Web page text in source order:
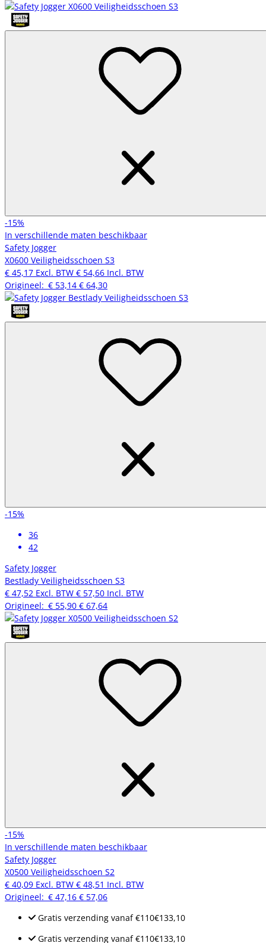
-15%
In verschillende maten beschikbaar
Safety Jogger
X0600 Veiligheidsschoen S3
€ 45,17 Excl. BTW € 54,66 Incl. BTW
Origineel: € 53,14 € 64,30
-15%
36
42
Safety Jogger
Bestlady Veiligheidsschoen S3
€ 47,52 Excl. BTW € 57,50 Incl. BTW
Origineel: € 55,90 € 67,64
-15%
In verschillende maten beschikbaar
Safety Jogger
X0500 Veiligheidsschoen S2
€ 40,09 Excl. BTW € 48,51 Incl. BTW
Origineel: € 47,16 € 57,06
Gratis verzending vanaf€110€133,10
Gratis verzending vanaf€110€133,10